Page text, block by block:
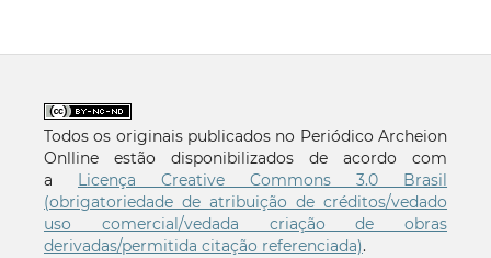
Todos os originais publicados no Periódico Archeion
Onlline estão disponibilizados de acordo com
a Licença Creative Commons 3.0 Brasil
(obrigatoriedade de atribuição de créditos/vedado
uso comercial/vedada criação de obras
derivadas/permitida citação referenciada).